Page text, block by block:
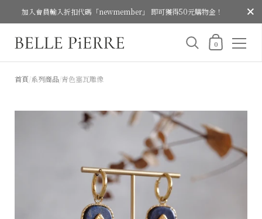
加入會員輸入折扣代碼「newmember」 即可獲得50元購物金！ 關閉
購物車
0
首頁/系列商品/青色塞瓦雕像